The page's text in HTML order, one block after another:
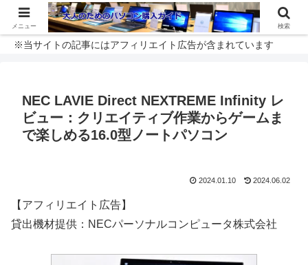
※当サイトの記事にはアフィリエイト広告が含まれています
NEC LAVIE Direct NEXTREME Infinity レ
ビュー：クリエイティブ作業からゲームま
で楽しめる16.0型ノートパソコン
2024.01.10 2024.06.02
【アフィリエイト広告】
貸出機材提供：NECパーソナルコンピュータ株式会社
メニュー 検索